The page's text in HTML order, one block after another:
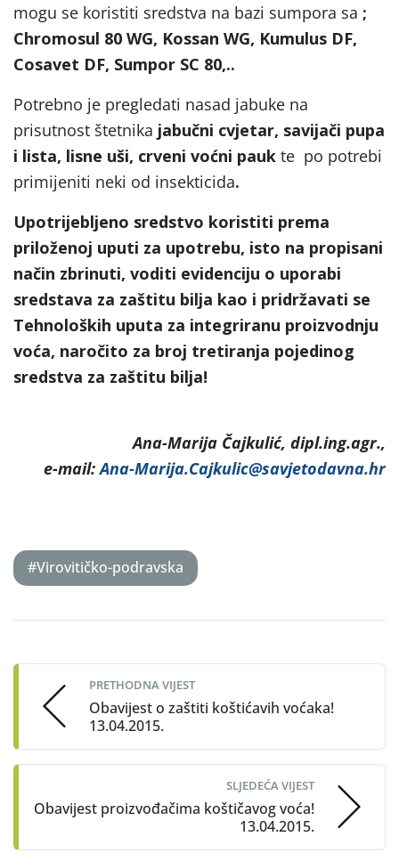
mogu se koristiti sredstva na bazi sumpora sa ;
Chromosul 80 WG, Kossan WG, Kumulus DF,
Cosavet DF, Sumpor SC 80,..
Potrebno je pregledati nasad jabuke na
prisutnost štetnika jabučni cvjetar, savijači pupa
i lista, lisne uši, crveni voćni pauk te po potrebi
primijeniti neki od insekticida.
Upotrijebljeno sredstvo koristiti prema
priloženoj uputi za upotrebu, isto na propisani
način zbrinuti, voditi evidenciju o uporabi
sredstava za zaštitu bilja kao i pridržavati se
Tehnoloških uputa za integriranu proizvodnju
voća, naročito za broj tretiranja pojedinog
sredstva za zaštitu bilja!
Ana-Marija Čajkulić, dipl.ing.agr.,
e-mail:Ana-Marija.Cajkulic@savjetodavna.hr
#Virovitičko-podravska
navigation
PRETHODNA VIJEST
Obavijest o zaštiti koštićavih voćaka!
13.04.2015.
SLJEDEĆA VIJEST
Obavijest proizvođačima koštičavog voća!
13.04.2015.